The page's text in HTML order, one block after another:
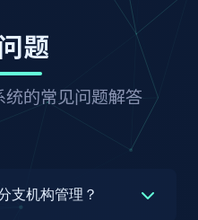
题
的常见问题解答
支机构管理？